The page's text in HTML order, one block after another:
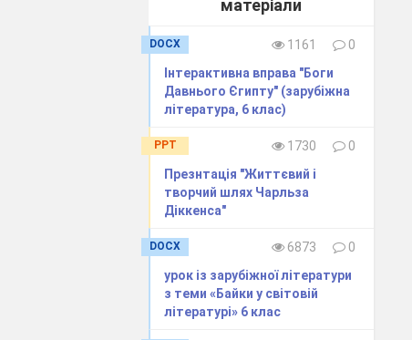
матеріали
DOCX 1161
0
Інтерактивна вправа "Боги
Давнього Єгипту" (зарубіжна
література, 6 клас)
PPT 1730
0
Презнтація "Життєвий і
творчий шлях Чарльза
Діккенса"
DOCX 6873
0
урок із зарубіжної літератури
з теми «Байки у світовій
літературі» 6 клас